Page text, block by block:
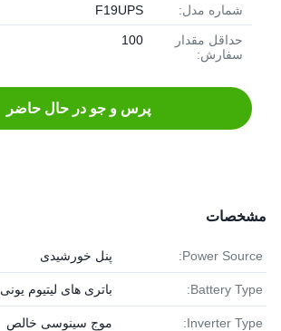
شماره مدل: F19UPS
حداقل مقدار
سفارش:
100
پرس و جو در حال حاضر
مشخصات
Power Source: پنل خورشیدی
Battery Type: باتری های لیتیوم یونی
Inverter Type: موج سینوسی خالص